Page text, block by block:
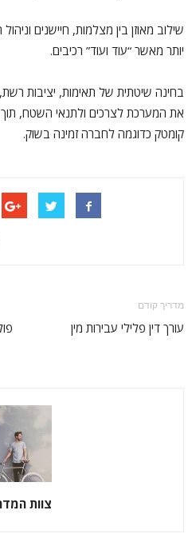
שילוב מאוזן בין מצלמות, חיישנים
יותר מאשר “עוד ועוד” רכיבים.
בחינה שיטתית של תאימות, יציבות
את המערכת לצרכים ולתנאי השטח, תוך
קומטק כדוגמה לחברה זמינה בשוק.
מדריך קודם
עורך דין פלילי עבירות מין
צוות